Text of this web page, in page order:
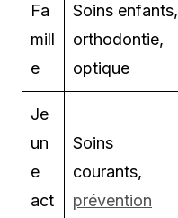
Fa
mill
e
Soins enfants,
orthodontie,
optique
Je
un
e
act
Soins
courants,
prévention